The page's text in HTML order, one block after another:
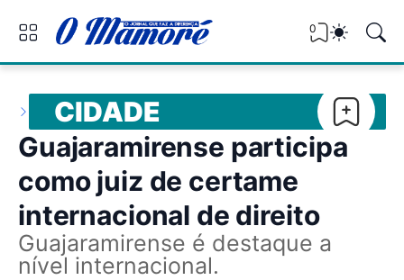
0
CIDADE
Guajaramirense participa
como juiz de certame
internacional de direito
Guajaramirense é destaque a
nível internacional.